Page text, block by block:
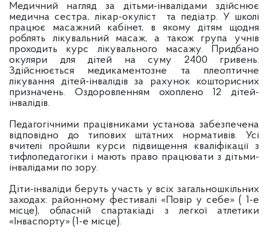
Медичний нагляд за дітьми-інвалідами здійснює
медична сестра, лікар-окуліст та педіатр. У школі
працює масажний кабінет, в якому дітям щодня
роблять лікувальний масаж, а також група учнів
проходить курс лікувального масажу. Придбано
окуляри для дітей на суму 2400 гривень.
Здійснюється медикаментозне та плеоптичне
лікування дітей-інвалідів за рахунок кошторисних
призначень. Оздоровленням охоплено 12 дітей-
інвалідів.
Педагогічними працівниками установа забезпечена
відповідно до типових штатних нормативів. Усі
вчителі пройшли курси підвищення кваліфікації з
тифлопедагогіки і мають право працювати з дітьми-
інвалідами по зору.
Діти-інваліди беруть участь у всіх загальношкільних
заходах: районному фестивалі «Повір у себе» ( 1-е
місце), обласній спартакіаді з легкої атлетики
«Інваспорту» (1-е місце).